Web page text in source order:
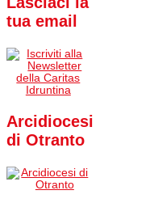
tua email
Arcidiocesi
di Otranto